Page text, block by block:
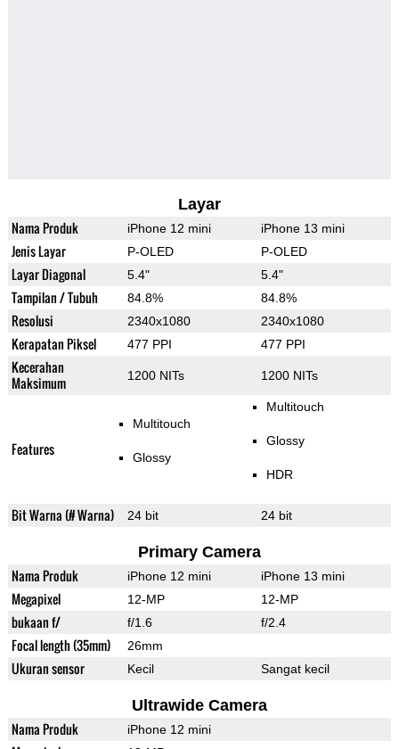
Layar
Nama Produk iPhone 12 mini iPhone 13 mini
Jenis Layar P-OLED P-OLED
Layar Diagonal 5.4" 5.4"
Tampilan / Tubuh 84.8% 84.8%
Resolusi 2340x1080 2340x1080
Kerapatan Piksel 477 PPI 477 PPI
Kecerahan
Maksimum
1200 NITs 1200 NITs
Features
Multitouch
Glossy
Multitouch
Glossy
HDR
Bit Warna (# Warna) 24 bit 24 bit
Primary Camera
Nama Produk iPhone 12 mini iPhone 13 mini
Megapixel 12-MP 12-MP
bukaan f/ f/1.6 f/2.4
Focal length (35mm) 26mm
Ukuran sensor Kecil Sangat kecil
Ultrawide Camera
Nama Produk iPhone 12 mini